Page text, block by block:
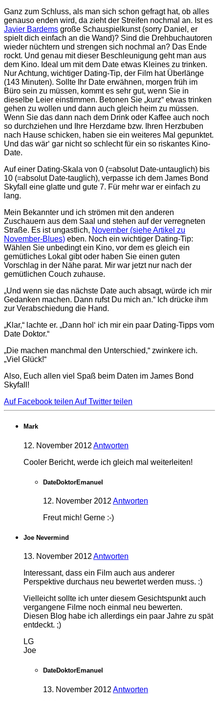
Ganz zum Schluss, als man sich schon gefragt hat, ob alles
genauso enden wird, da zieht der Streifen nochmal an. Ist es
Javier Bardems große Schauspielkunst (sorry Daniel, er
spielt dich einfach an die Wand)? Sind die Drehbuchautoren
wieder nüchtern und strengen sich nochmal an? Das Ende
rockt. Und genau mit dieser Beschleunigung geht man aus
dem Kino. Ideal um mit dem Date etwas Kleines zu trinken.
Nur Achtung, wichtiger Dating-Tip, der Film hat Überlänge
(143 Minuten). Sollte Ihr Date erwähnen, morgen früh im
Büro sein zu müssen, kommt es sehr gut, wenn Sie in
dieselbe Leier einstimmen. Betonen Sie „kurz“ etwas trinken
gehen zu wollen und dann auch gleich heim zu müssen.
Wenn Sie das dann nach dem Drink oder Kaffee auch noch
so durchziehen und Ihre Herzdame bzw. Ihren Herzbuben
nach Hause schicken, haben sie ein weiteres Mal gepunktet.
Und das wär‘ gar nicht so schlecht für ein so riskantes Kino-
Date.
Auf einer Dating-Skala von 0 (=absolut Date-untauglich) bis
10 (=absolut Date-tauglich), verpasse ich dem James Bond
Skyfall eine glatte und gute 7. Für mehr war er einfach zu
lang.
Mein Bekannter und ich strömen mit den anderen
Zuschauern aus dem Saal und stehen auf der verregneten
Straße. Es ist ungastlich, November (siehe Artikel zu
November-Blues) eben. Noch ein wichtiger Dating-Tip:
Wählen Sie unbedingt ein Kino, vor dem es gleich ein
gemütliches Lokal gibt oder haben Sie einen guten
Vorschlag in der Nähe parat. Mir war jetzt nur nach der
gemütlichen Couch zuhause.
„Und wenn sie das nächste Date auch absagt, würde ich mir
Gedanken machen. Dann rufst Du mich an.“ Ich drücke ihm
zur Verabschiedung die Hand.
„Klar,“ lachte er. „Dann hol‘ ich mir ein paar Dating-Tipps vom
Date Doktor.“
„Die machen manchmal den Unterschied,“ zwinkere ich.
„Viel Glück!“
Also, Euch allen viel Spaß beim Daten im James Bond
Skyfall!
Auf Facebook teilen Auf Twitter teilen
Mark
12. November 2012 Antworten
Cooler Bericht, werde ich gleich mal weiterleiten!
DateDoktorEmanuel
12. November 2012 Antworten
Freut mich! Gerne :-)
Joe Nevermind
13. November 2012 Antworten
Interessant, dass ein Film auch aus anderer
Perspektive durchaus neu bewertet werden muss. :)
Vielleicht sollte ich unter diesem Gesichtspunkt auch
vergangene Filme noch einmal neu bewerten.
Diesen Blog habe ich allerdings ein paar Jahre zu spät
entdeckt. ;)
LG
Joe
DateDoktorEmanuel
13. November 2012 Antworten